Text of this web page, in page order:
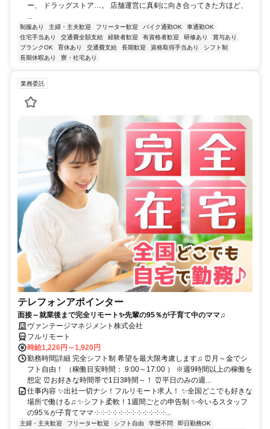
ー、 ドラッグストア…。 店舗運営に真剣に向き合ってきた方ほど、
...
制服あり 主婦・主夫歓迎 フリーター歓迎 バイク通勤OK
車通勤OK
住宅手当あり
交通費全額支給 経験者歓迎 有資格者歓迎 研修あり
賞与あり
ブランクOK
育休あり 交通費支給 長期歓迎 資格取得手当あり
シフト制
長期休暇あり
寮・社宅あり
業務委託
テレフォンアポインター
面接～就業後まで完全リモート✨先輩の95％が子育て中のママ♫
ヴァンテージマネジメント株式会社
フルリモート
時給1,226円～1,920円
勤務時間詳細 完全シフト制 希望を最大限考慮します♫ ⏰月～金でシ
フト自由！ （稼働目安時間： 9:00～17:00 ） ※週9時間以上の稼働を
想定 ⏰お好きな時間帯で1日3時間～！ ⏰平日のみの週...
仕事内容 ✨出社一切ナシ！フルリモート求人！ ✨全国どこでも好きな
場所で働ける♫ ✨シフト柔軟！1週間ごとの申告制 ✨今いるスタッフ
の95％が子育てママ ༶ ༶ ༶ ༶ ༶ ༶ ༶ ༶ ༶ ༶ ༶ ༶...
主婦・主夫歓迎 フリーター歓迎 シフト自由 学歴不問
即日勤務OK